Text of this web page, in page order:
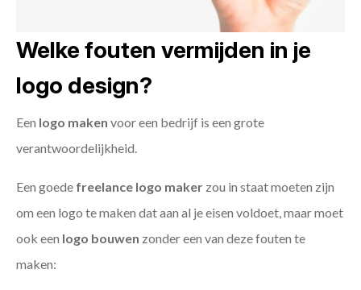
Welke fouten vermijden in je
logo design?
Een logo maken voor een bedrijf is een grote
verantwoordelijkheid.
Een goede freelance logo maker zou in staat moeten zijn
om een logo te maken dat aan al je eisen voldoet, maar moet
ook een logo bouwen zonder een van deze fouten te
maken: